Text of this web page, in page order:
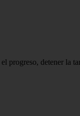
progreso, detener la